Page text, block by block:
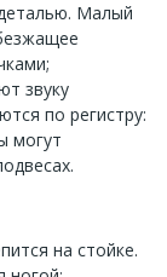
Малый
звуку
по регистру:
могут
на стойке.